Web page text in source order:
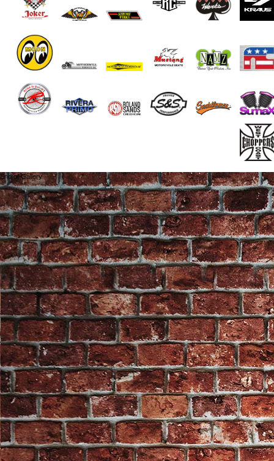
End of Gallery